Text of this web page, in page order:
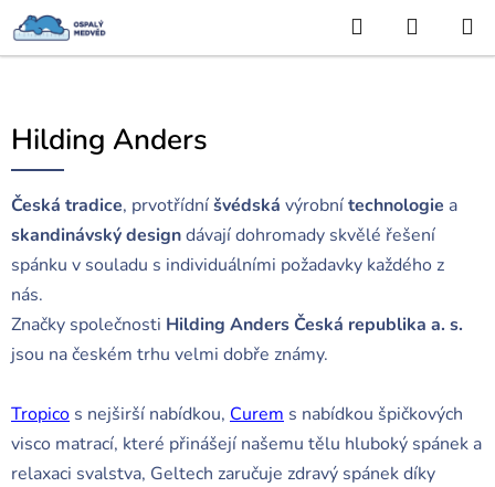
Přejít
Hledat
KOŠÍK
Hilding Anders
Česká tradice, prvotřídníšvédská výrobnítechnologie a
skandinávský designdávají dohromady skvělé řešení
spánku v souladu s individuálními požadavky každého z
nás.
Značky společnosti Hilding Anders Česká republika a. s.
jsou na českém trhu velmi dobře známy.
Tropico s nejširší nabídkou, Curem s nabídkou špičkových
visco matrací, které přinášejí našemu tělu hluboký spánek a
relaxaci svalstva, Geltech zaručuje zdravý spánek díky